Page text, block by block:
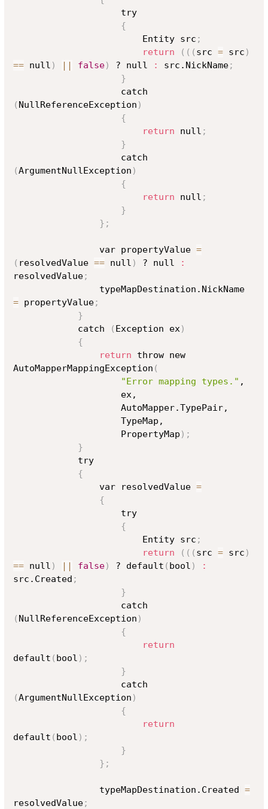
{
                        Entity src
;
return
(( ( src = src )
== null ) || false) ? null : src.NickName;
}
( NullReferenceException )
{
return null ;
}
(ArgumentNullException )
{
return null ;
}
} ;
                var propertyValue
=
( resolvedValue == null ) ? null
:
resolvedValue;
= propertyValue;
}
            catch
( Exception ex)
{
return throw new
AutoMapperMappingException (
"Error mapping types." ,
                    PropertyMap
) ;
}
{
                var resolvedValue
=
{
{
                        Entity src
;
return
(( ( src = src )
== null ) || false) ? default ( bool )
:
src.Created ;
}
( NullReferenceException )
{
return
default ( bool ) ;
}
(ArgumentNullException )
{
return
default ( bool ) ;
}
} ;
                typeMapDestination.Created
=
resolvedValue;